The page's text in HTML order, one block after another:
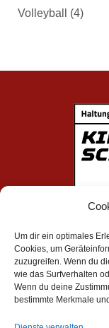
Um dir ein optimales
Cookies, um
zuzugreifen. Wenn du
wie das Surfverhalten
Wenn du deine
bestimmte Merkmale
Volleyball (4)